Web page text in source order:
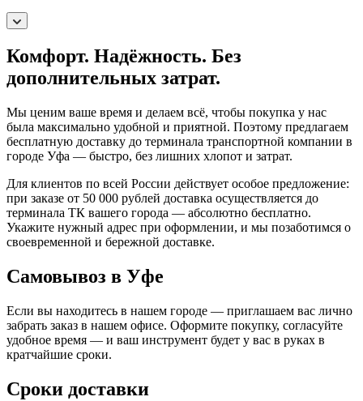
Комфорт. Надёжность. Без
дополнительных затрат.
Мы ценим ваше время и делаем всё, чтобы покупка у нас
была максимально удобной и приятной. Поэтому предлагаем
бесплатную доставку до терминала транспортной компании в
городе Уфа — быстро, без лишних хлопот и затрат.
Для клиентов по всей России действует особое предложение:
при заказе от 50 000 рублей доставка осуществляется до
терминала ТК вашего города — абсолютно бесплатно.
Укажите нужный адрес при оформлении, и мы позаботимся о
своевременной и бережной доставке.
Самовывоз в Уфе
Если вы находитесь в нашем городе — приглашаем вас лично
забрать заказ в нашем офисе. Оформите покупку, согласуйте
удобное время — и ваш инструмент будет у вас в руках в
кратчайшие сроки.
Сроки доставки